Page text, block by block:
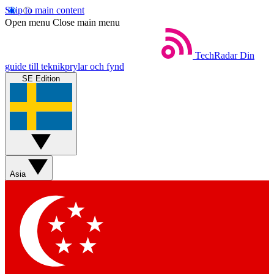
Skip to main content
Open menu Close main menu
TechRadar Din
guide till teknikprylar och fynd
SE Edition
Asia